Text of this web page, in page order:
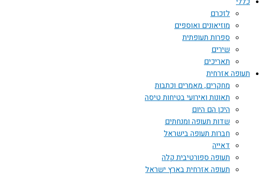
לזכרם
מוזיאונים ואוספים
ספרות תעופתית
שירים
תאריכים
תעופה אזרחית
מחקרים, מאמרים וכתבות
תאונות ואירועי בטיחות טיסה
היכן הם היום
שדות תעופה ומנחתים
חברות תעופה בישראל
דאייה
תעופה ספורטיבית קלה
תעופה אזרחית בארץ ישראל